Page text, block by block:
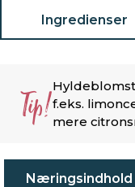
Ingredienser
Tip!f.eks.
mere
Næringsindhold